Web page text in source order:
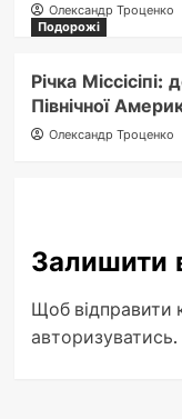
Олександр Троценко
Подорожі
Річка
Північної
Олександр Троценко
Залишити
Щоб відправити
авторизуватись.